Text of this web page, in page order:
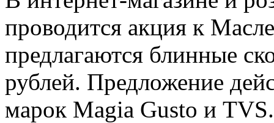
проводится акция к
предлагаются блинные
рублей. Предложение
марок Magia Gusto и TVS.